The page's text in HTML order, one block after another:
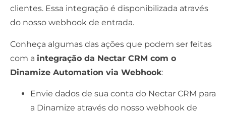
clientes. Essa integração é disponibilizada através
do nosso webhook de entrada.
Conheça algumas das ações que podem ser feitas
com a integração da Nectar CRM com o
Dinamize Automation via Webhook:
Envie dados de sua conta do Nectar CRM para
a Dinamize através do nosso webhook de